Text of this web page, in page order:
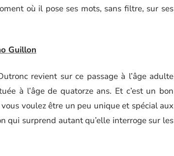
où il pose ses mots, sans filtre, sur ses
Guillon
revient sur ce passage à l’âge adulte
à l’âge de quatorze ans. Et c’est un bon
voulez être un peu unique et spécial aux
qui surprend autant qu’elle interroge sur les